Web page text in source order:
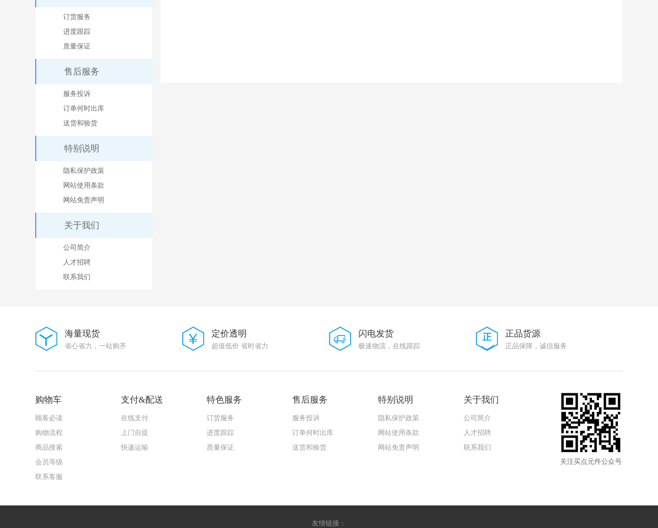
订货服务
进度跟踪
质量保证
售后服务
服务投诉
订单何时出库
送货和验货
特别说明
隐私保护政策
网站使用条款
网站免责声明
关于我们
公司简介
人才招聘
联系我们
海量现货
省心省力，一站购齐
定价透明
超值低价 省时省力
闪电发货
极速物流，在线跟踪
正品货源
正品保障，诚信服务
关注买点元件公众号
购物车
顾客必读
购物流程
商品搜索
会员等级
联系客服
支付&配送
在线支付
上门自提
快递运输
特色服务
订货服务
进度跟踪
质量保证
售后服务
服务投诉
订单何时出库
送货和验货
特别说明
隐私保护政策
网站使用条款
网站免责声明
关于我们
公司简介
人才招聘
联系我们
友情链接：